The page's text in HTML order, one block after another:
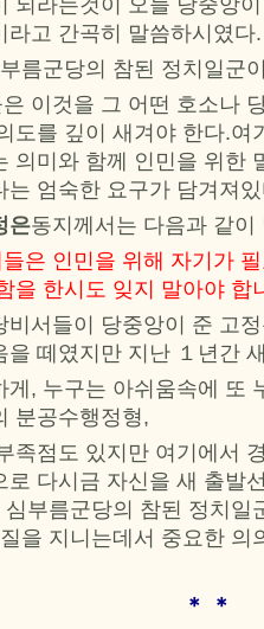
되라는것이 오늘 당중앙
라고 간곡히 말씀하시였다.
름군당의 참된 정치일군
이것을 그 어떤 호소나
도를 깊이 새겨야 한다.여
의미와 함께 인민을 위한
는 엄숙한 요구가 담겨져
은동지께서는 다음과 같이
들은 인민을 위해 자기가
을 한시도 잊지 말아야 합
비서들이 당중앙이 준 고
을 떼였지만 지난 １년간
게, 누구는 아쉬움속에 또
분공수행정형,
족점도 있지만 여기에서
로 다시금 자신을 새 출발
심부름군당의 참된 정치일
을 지니는데서 중요한 의
＊ ＊